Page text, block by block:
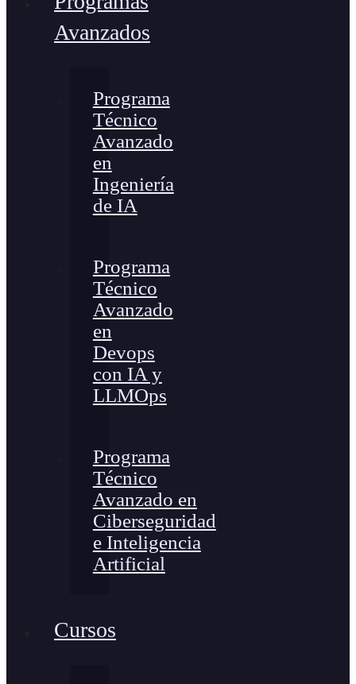
Avanzados
Programa
Técnico
Avanzado
en
Ingeniería
de IA
Programa
Técnico
Avanzado
en
Devops
con IA y
LLMOps
Programa
Técnico
Avanzado en
Ciberseguridad
e Inteligencia
Artificial
Cursos